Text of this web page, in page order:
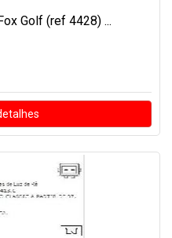
Golf (ref 4428) ...